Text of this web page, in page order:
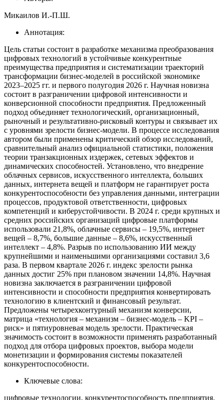
Микаилов И.-П.Ш.
Аннотация:
Цель статьи состоит в разработке механизма преобразования
цифровых технологий в устойчивые конкурентные
преимущества предприятия и систематизации траекторий
трансформации бизнес-моделей в российской экономике
2023–2025 гг. и первого полугодия 2026 г. Научная новизна
состоит в разграничении цифровой интенсивности и
конверсионной способности предприятия. Предложенный
подход объединяет технологический, организационный,
рыночный и результативно-рисковый контуры и связывает их
с уровнями зрелости бизнес-модели. В процессе исследования
автором были применены критический обзор исследований,
сравнительный анализ официальной статистики, положения
теории транзакционных издержек, сетевых эффектов и
динамических способностей. Установлено, что внедрение
облачных сервисов, искусственного интеллекта, больших
данных, интернета вещей и платформ не гарантирует роста
конкурентоспособности без управления данными, интеграции
процессов, продуктовой ответственности, цифровых
компетенций и киберустойчивости. В 2024 г. среди крупных и
средних российских организаций цифровые платформы
использовали 21,8%, облачные сервисы – 19,5%, интернет
вещей – 8,7%, большие данные – 8,6%, искусственный
интеллект – 4,8%. Разрыв по использованию ИИ между
крупнейшими и наименьшими организациями составил 3,6
раза. В первом квартале 2026 г. индекс зрелости рынка
данных достиг 25% при плановом значении 14,8%. Научная
новизна заключается в разграничении цифровой
интенсивности и способности предприятия конвертировать
технологию в клиентский и финансовый результат.
Предложены четырехконтурный механизм конверсии,
матрица «технология – механизм – бизнес-модель – KPI –
риск» и пятиуровневая модель зрелости. Практическая
значимость состоит в возможности применять разработанный
подход для отбора цифровых проектов, выбора модели
монетизации и формирования системы показателей
конкурентоспособности.
Ключевые слова:
цифровые технологии, конкурентоспособность предприятия,